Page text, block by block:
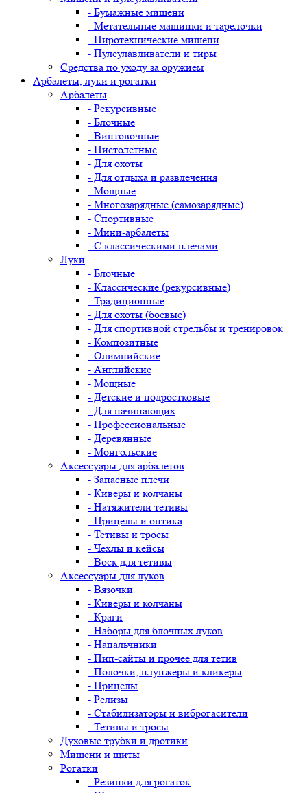
- Бумажные мишени
- Метательные машинки и тарелочки
- Пиротехнические мишени
- Пулеулавливатели и тиры
Средства по уходу за оружием
Арбалеты, луки и рогатки
Арбалеты
- Рекурсивные
- Блочные
- Винтовочные
- Пистолетные
- Для охоты
- Для отдыха и развлечения
- Мощные
- Многозарядные (самозарядные)
- Спортивные
- Мини-арбалеты
- С классическими плечами
Луки
- Блочные
- Классические (рекурсивные)
- Традиционные
- Для охоты (боевые)
- Для спортивной стрельбы и тренировок
- Композитные
- Олимпийские
- Английские
- Мощные
- Детские и подростковые
- Для начинающих
- Профессиональные
- Деревянные
- Монгольские
Аксессуары для арбалетов
- Запасные плечи
- Киверы и колчаны
- Натяжители тетивы
- Прицелы и оптика
- Тетивы и тросы
- Чехлы и кейсы
- Воск для тетивы
Аксессуары для луков
- Вязочки
- Киверы и колчаны
- Краги
- Наборы для блочных луков
- Напальчники
- Пип-сайты и прочее для тетив
- Полочки, плунжеры и кликеры
- Прицелы
- Релизы
- Стабилизаторы и виброгасители
- Тетивы и тросы
Духовые трубки и дротики
Мишени и щиты
Рогатки
- Резинки для рогаток